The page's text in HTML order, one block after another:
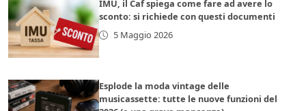
IMU, il Caf spiega come fare ad avere lo
sconto: si richiede con questi documenti
5 Maggio 2026
Esplode la moda vintage delle
musicassette: tutte le nuove funzioni del